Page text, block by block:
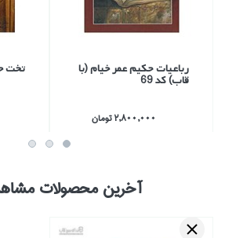
رباعيات حكيم عمر خيام (با
قاب) كد 69
2,800,000 تومان
تخت
آخرین محصولات